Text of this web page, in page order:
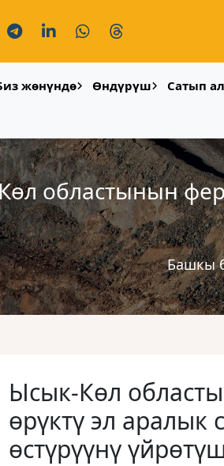
жөнүндө Өндүрүш Сатып
областынын
Башкы
Ысык-Көл
өрүктү эл аралык
өстүрүүнү